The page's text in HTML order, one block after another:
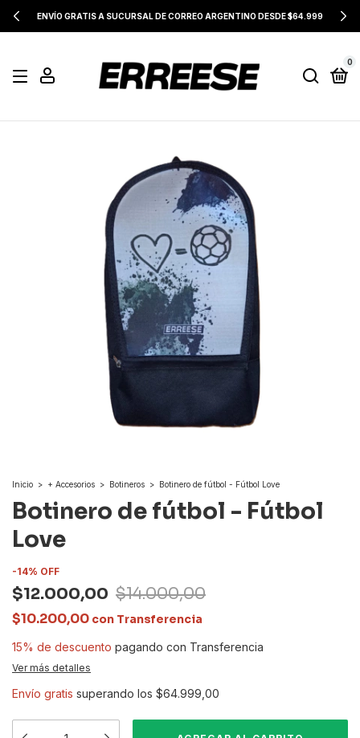
ENVÍO GRATIS A SUCURSAL DE CORREO ARGENTINO DESDE $64.999
0
Inicio > + Accesorios > Botineros > Botinero de fútbol - Fútbol Love
Botinero de fútbol - Fútbol
Love
-14% OFF
$12.000,00 $14.000,00
$10.200,00 con Transferencia
15% de descuento pagando con Transferencia
Ver más detalles
Envío gratis superando los $64.999,00